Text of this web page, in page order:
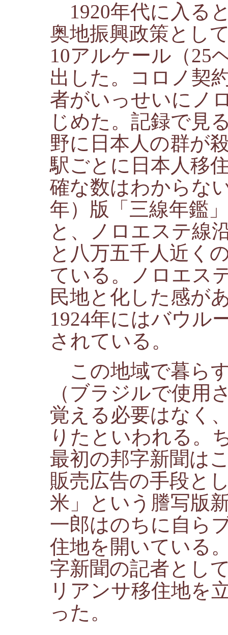
1920年代に入る
奥地振興政策とし
10アルケール（25
出した。コロノ契
者がいっせいにノ
じめた。記録で見
野に日本人の群が
駅ごとに日本人移
確な数はわからな
年）版「三線年鑑
と、ノロエステ線
と八万五千人近く
ている。ノロエス
民地と化した感が
1924年にはバウル
されている。
この地域で暮ら
（ブラジルで使用
覚える必要はなく
りたといわれる。
最初の邦字新聞は
販売広告の手段と
米」という謄写版
一郎はのちに自ら
住地を開いている
字新聞の記者とし
リアンサ移住地を
った。